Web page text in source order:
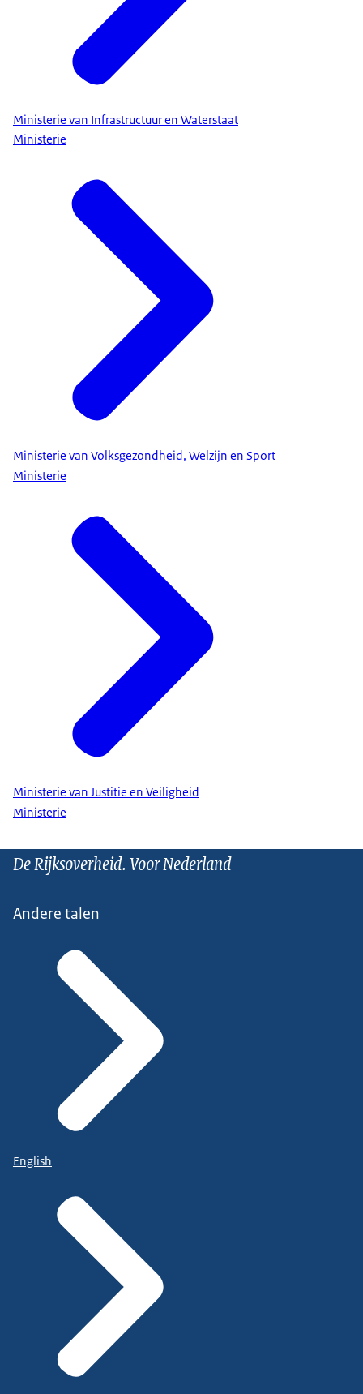
Ministerie van Infrastructuur en Waterstaat
Ministerie
Ministerie van Volksgezondheid, Welzijn en Sport
Ministerie
Ministerie van Justitie en Veiligheid
Ministerie
De Rijksoverheid. Voor Nederland
Andere talen
English